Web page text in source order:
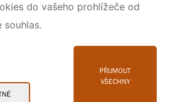
Snadné čtení
do vašeho prohlížeče od
souhlas.
PŘIJMOUT
VŠECHNY